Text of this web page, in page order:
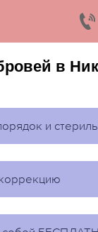
в
и